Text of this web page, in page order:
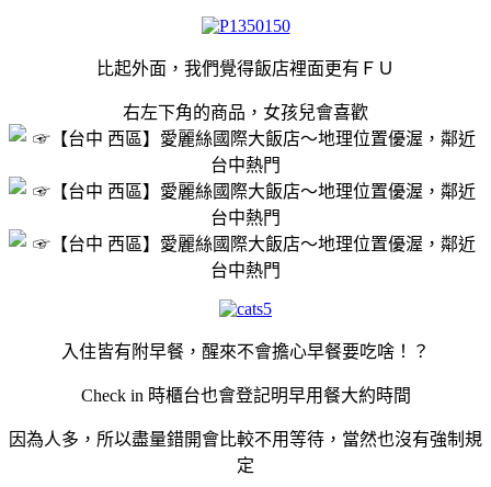
比起外面，我們覺得飯店裡面更有ＦＵ
右左下角的商品，女孩兒會喜歡
入住皆有附早餐，醒來不會擔心早餐要吃啥！？
Check in 時櫃台也會登記明早用餐大約時間
因為人多，所以盡量錯開會比較不用等待，當然也沒有強制規
定